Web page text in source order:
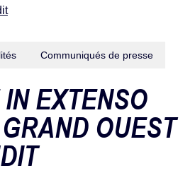
Communiqués de presse
IN EXTENSO
OUEST